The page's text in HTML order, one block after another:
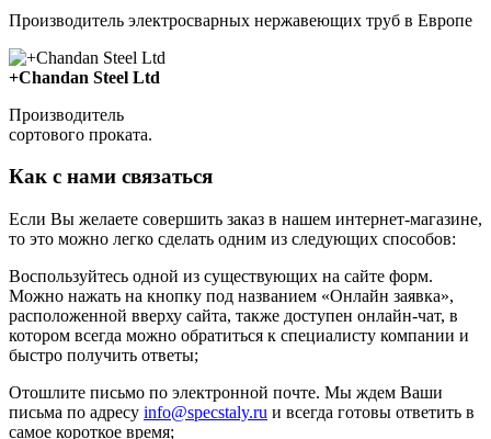
Производитель электросварных нержавеющих труб в Европе
+Chandan Steel Ltd
Производитель
сортового проката.
Как с нами связаться
Если Вы желаете совершить заказ в нашем интернет-магазине,
то это можно легко сделать одним из следующих способов:
Воспользуйтесь одной из существующих на сайте форм.
Можно нажать на кнопку под названием «Онлайн заявка»,
расположенной вверху сайта, также доступен онлайн-чат, в
котором всегда можно обратиться к специалисту компании и
быстро получить ответы;
Отошлите письмо по электронной почте. Мы ждем Ваши
письма по адресу info@specstaly.ru и всегда готовы ответить в
самое короткое время;